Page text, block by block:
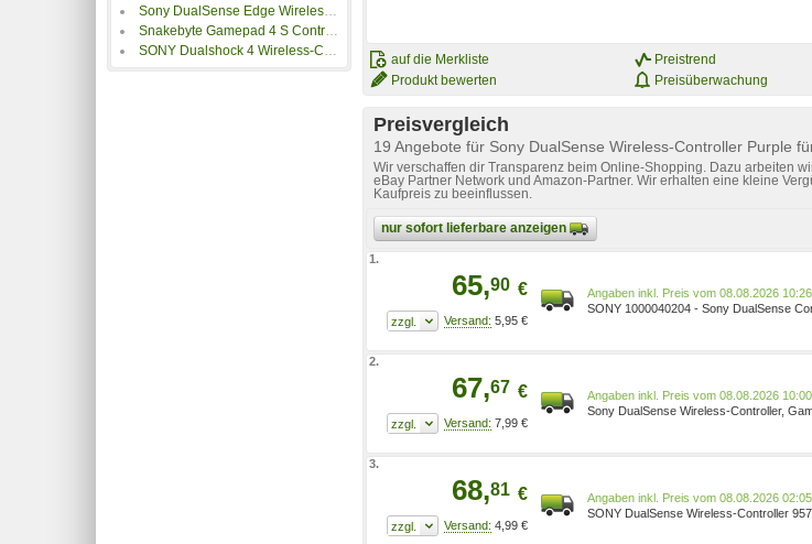
Sony DualSense Edge Wireless-Controller
Snakebyte Gamepad 4 S Controller Camo Blau
SONY Dualshock 4 Wireless-Controller (Blau)
auf die Merkliste
Produkt bewerten
Preistrend
Preisüberwachung
Preisvergleich
19 Angebote für Sony DualSense Wireless-Controller Purple
Wir verschaffen dir Transparenz beim Online-Shopping. Dazu arbeiten
eBay Partner Network und Amazon-Partner. Wir erhalten eine kleine
Kaufpreis zu beeinflussen.
nur sofort lieferbare anzeigen
1.
65,90 €
5,95 €
Preis vom 08.08.2026 10:26
SONY 1000040204 - Sony DualSense
2.
67,67 €
7,99 €
Preis vom 08.08.2026 10:00
Sony DualSense Wireless-Controller,
3.
68,81 €
4,99 €
Preis vom 08.08.2026 02:05
SONY DualSense Wireless-Controller